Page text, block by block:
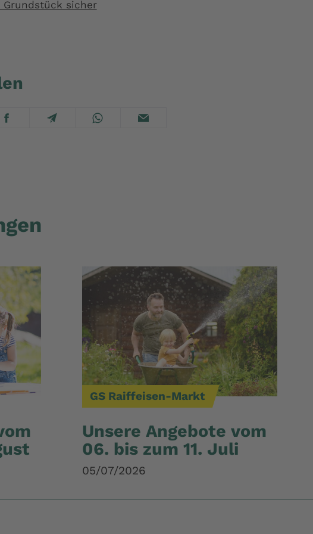
sicher
GS Raiffeisen-Markt
Unsere Angebote vom
06. bis zum 11. Juli
05/07/2026